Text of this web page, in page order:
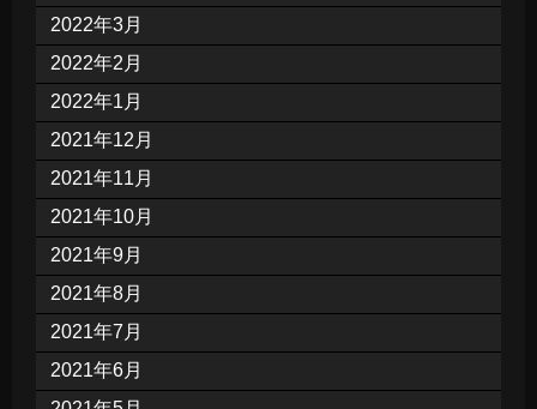
2022年3月
2022年2月
2022年1月
2021年12月
2021年11月
2021年10月
2021年9月
2021年8月
2021年7月
2021年6月